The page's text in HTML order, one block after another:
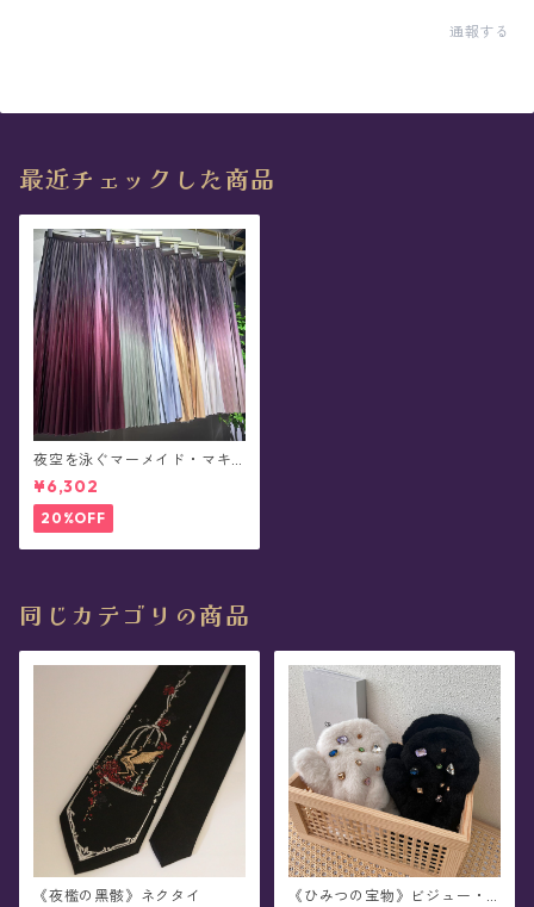
通報する
最近チェックした商品
夜空を泳ぐマーメイド・マキ
シ丈ロングスカート・レトロ
カラー・グラデーション プリ
ーツ - Fomalhaut(全11色)
¥6,302
20%OFF
同じカテゴリの商品
《夜檻の黑骸》ネクタイ
《ひみつの宝物》ビジュー・